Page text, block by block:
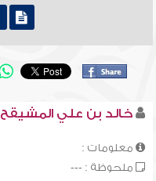
خالد بن علي المشيقح
معلومات :
ملحوظة : ---